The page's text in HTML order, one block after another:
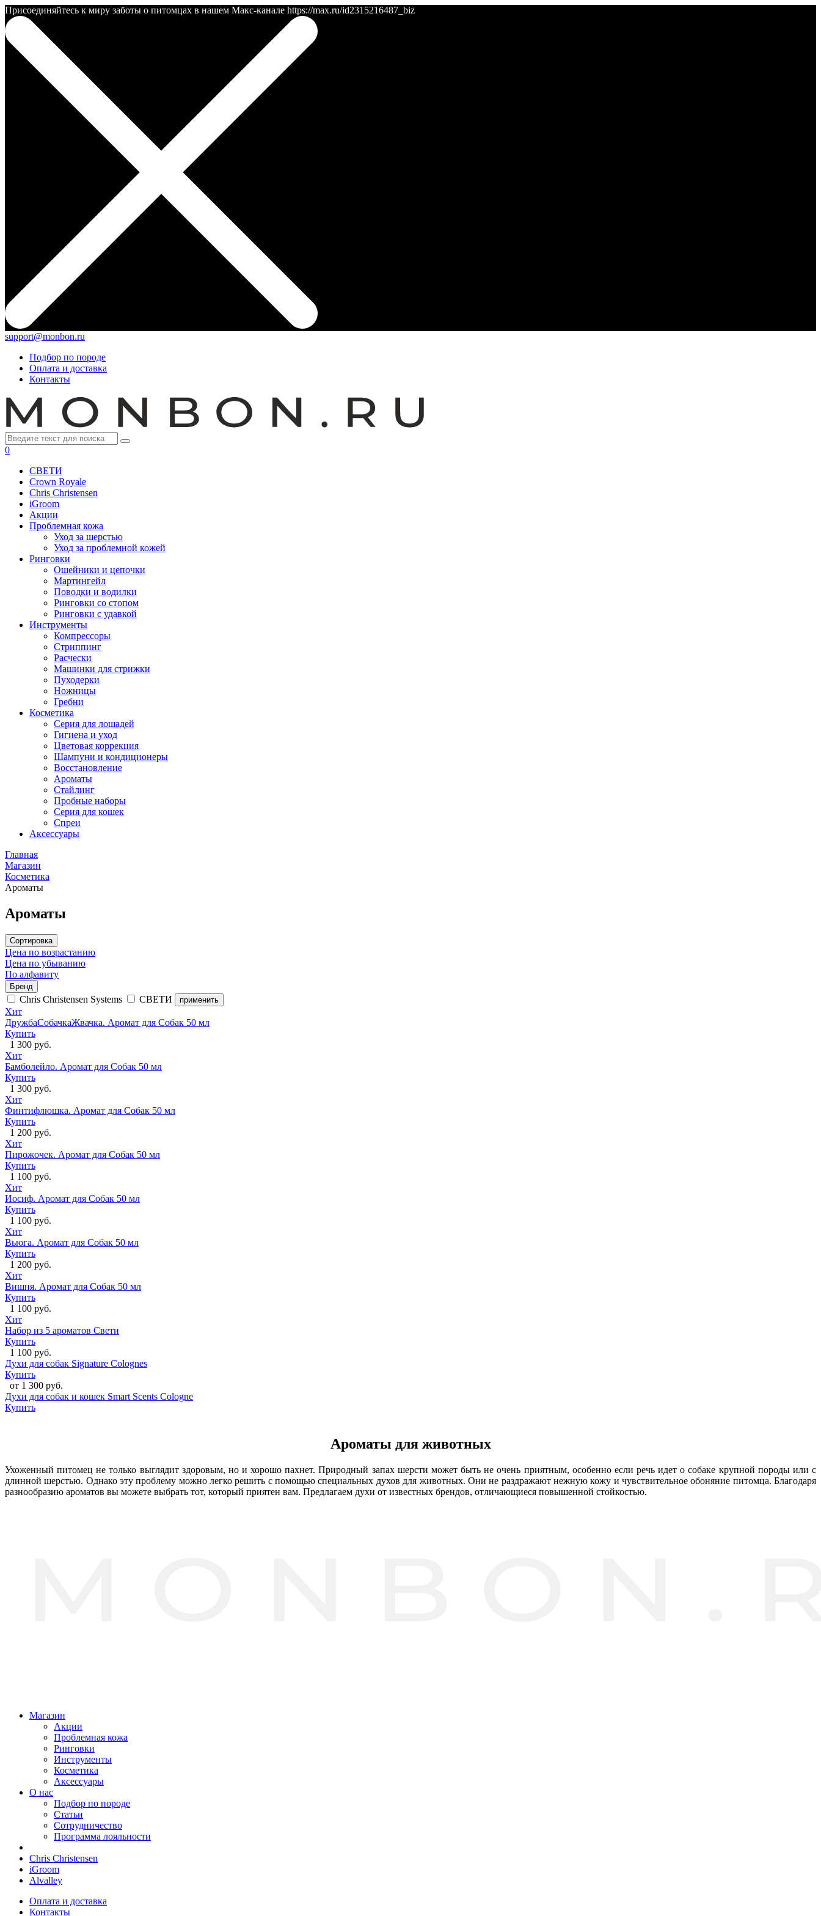
Присоединяйтесь к миру заботы о питомцах в нашем Макс-канале https://max.ru/id2315216487_biz
support@monbon.ru
Подбор по породе
Оплата и доставка
Контакты
0
СВЕТИ
Crown Royale
Chris Christensen
iGroom
Акции
Проблемная кожа
Уход за шерстью
Уход за проблемной кожей
Ринговки
Ошейники и цепочки
Мартингейл
Поводки и водилки
Ринговки со стопом
Ринговки с удавкой
Инструменты
Компрессоры
Стриппинг
Расчески
Машинки для стрижки
Пуходерки
Ножницы
Гребни
Косметика
Серия для лошадей
Гигиена и уход
Цветовая коррекция
Шампуни и кондиционеры
Восстановление
Ароматы
Стайлинг
Пробные наборы
Серия для кошек
Спреи
Аксессуары
Главная
Магазин
Косметика
Ароматы
Ароматы
Сортировка
Цена по возрастанию
Цена по убыванию
По алфавиту
Бренд
Chris Christensen Systems СВЕТИ применить
Хит
ДружбаСобачкаЖвачка. Аромат для Собак 50 мл
Купить
1 300 руб.
Хит
Бамболейло. Аромат для Собак 50 мл
Купить
1 300 руб.
Хит
Финтифлюшка. Аромат для Собак 50 мл
Купить
1 200 руб.
Хит
Пирожочек. Аромат для Собак 50 мл
Купить
1 100 руб.
Хит
Иосиф. Аромат для Собак 50 мл
Купить
1 100 руб.
Хит
Вьюга. Аромат для Собак 50 мл
Купить
1 200 руб.
Хит
Вишня. Аромат для Собак 50 мл
Купить
1 100 руб.
Хит
Набор из 5 ароматов Свети
Купить
1 100 руб.
Духи для собак Signature Colognes
Купить
от 1 300 руб.
Духи для собак и кошек Smart Scents Cologne
Купить
Ароматы для животных
Ухоженный питомец не только выглядит здоровым, но и хорошо пахнет. Природный запах шерсти может быть не очень приятным, особенно если речь идет о собаке крупной породы или с
длинной шерстью. Однако эту проблему можно легко решить с помощью специальных духов для животных. Они не раздражают нежную кожу и чувствительное обоняние питомца. Благодаря
разнообразию ароматов вы можете выбрать тот, который приятен вам. Предлагаем духи от известных брендов, отличающиеся повышенной стойкостью.
Магазин
Акции
Проблемная кожа
Ринговки
Инструменты
Косметика
Аксессуары
О нас
Подбор по породе
Статьи
Сотрудничество
Программа лояльности
Chris Christensen
iGroom
Alvalley
Оплата и доставка
Контакты